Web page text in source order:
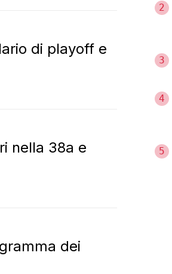
di playoff e
nella 38a e
dei
2
3
4
5